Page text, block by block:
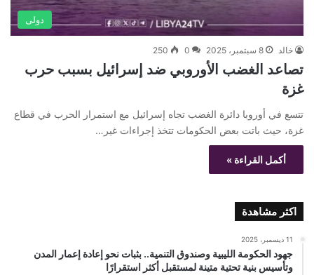
دولى
خالد 8 سبتمبر، 2025 0
250
تصاعد الغضب الأوروبي ضد إسرائيل بسبب حرب
غزة
تتسع في أوروبا دائرة الغضب تجاه إسرائيل مع استمرار الحرب في قطاع
غزة، حيث باتت بعض الحكومات تتخذ إجراءات غير…
أكمل القراءة »
اكثر مشاهدة
11 ديسمبر، 2025
جهود الحكومة الليبية وصندوق التنمية.. بثبات نحو إعادة إعمار المدن
وتأسيس بنية تحتية متينة لمستقبل أكثر استقرارًا